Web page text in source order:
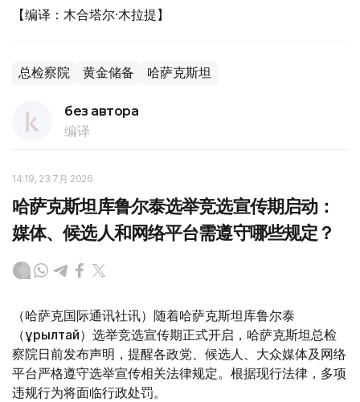
【编译：木合塔尔·木拉提】
总检察院 黄金储备 哈萨克斯坦
без автора
编译
14:19, 23 7月 2026
哈萨克斯坦库鲁尔泰选举竞选宣传期启动：
媒体、候选人和网络平台需遵守哪些规定？
（哈萨克国际通讯社讯）随着哈萨克斯坦库鲁尔泰
（Құрылтай）选举竞选宣传期正式开启，哈萨克斯坦总检
察院日前发布声明，提醒各政党、候选人、大众媒体及网络
平台严格遵守选举宣传相关法律规定。根据现行法律，多项
违规行为将面临行政处罚。